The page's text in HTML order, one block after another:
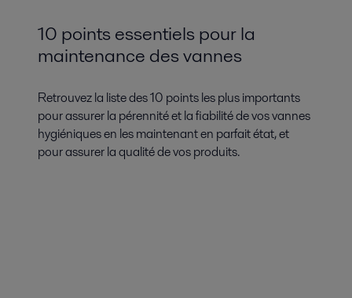
10 points essentiels pour la
maintenance des vannes
Retrouvez la liste des 10 points les plus importants
pour assurer la pérennité et la fiabilité de vos vannes
hygiéniques en les maintenant en parfait état, et
pour assurer la qualité de vos produits.